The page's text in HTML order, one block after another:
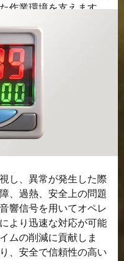
作業環境を支えます。.
し、異常が発生した際
、過熱、安全上の問題
響信号を用いてオペレ
より迅速な対応が可能
ムの削減に貢献しま
、安全で信頼性の高い